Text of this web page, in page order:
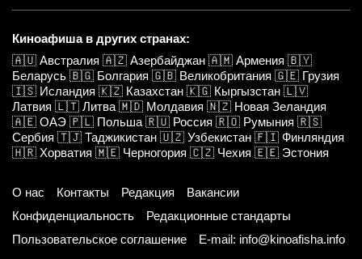
Киноафиша в других странах:
🇦🇺 Австралия 🇦🇿 Азербайджан 🇦🇲 Армения 🇧🇾
Беларусь 🇧🇬 Болгария 🇬🇧 Великобритания 🇬🇪 Грузия
🇮🇸 Исландия 🇰🇿 Казахстан 🇰🇬 Кыргызстан 🇱🇻
Латвия 🇱🇹 Литва 🇲🇩 Молдавия 🇳🇿 Новая Зеландия
🇦🇪 ОАЭ 🇵🇱 Польша 🇷🇺 Россия 🇷🇴 Румыния 🇷🇸
Сербия 🇹🇯 Таджикистан 🇺🇿 Узбекистан 🇫🇮 Финляндия
🇭🇷 Хорватия 🇲🇪 Черногория 🇨🇿 Чехия 🇪🇪 Эстония
О нас Контакты Редакция
Вакансии
Конфиденциальность
Редакционные стандарты
Пользовательское соглашение
E-mail: info@kinoafisha.info